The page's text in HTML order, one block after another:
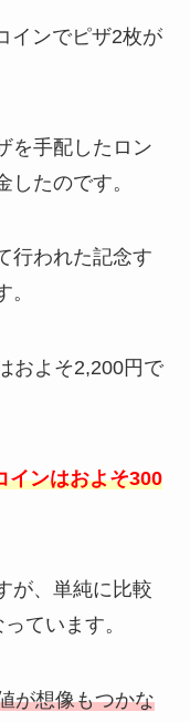
インでピザ2枚が
を手配したロン
したのです。
行われた記念す
およそ2,200円で
インはおよそ300
が、単純に比較
ています。
が想像もつかな